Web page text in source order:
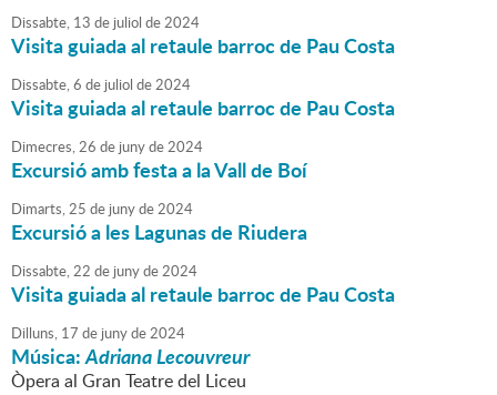
Dissabte, 13 de juliol de2024
Visita guiada al retaule barroc de Pau Costa
Dissabte,6 de juliol de2024
Visita guiada al retaule barroc de Pau Costa
Dimecres,26 de junyde2024
Excursió amb festa a la Vall de Boí
Dimarts,25 de junyde2024
Excursió a les Lagunas de Riudera
Dissabte,22 de junyde2024
Visita guiada al retaule barroc de Pau Costa
Dilluns, 17 de junyde2024
Música:Adriana Lecouvreur
Òpera al Gran Teatre del Liceu